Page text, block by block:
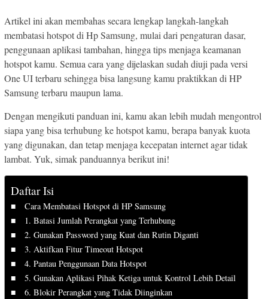
Artikel ini akan membahas secara lengkap langkah-langkah
membatasi hotspot di Hp Samsung, mulai dari pengaturan dasar,
penggunaan aplikasi tambahan, hingga tips menjaga keamanan
hotspot kamu. Semua cara yang dijelaskan sudah diuji pada versi
One UI terbaru sehingga bisa langsung kamu praktikkan di HP
Samsung terbaru maupun lama.
Dengan mengikuti panduan ini, kamu akan lebih mudah mengontrol
siapa yang bisa terhubung ke hotspot kamu, berapa banyak kuota
yang digunakan, dan tetap menjaga kecepatan internet agar tidak
lambat. Yuk, simak panduannya berikut ini!
Daftar Isi
Cara Membatasi Hotspot di HP Samsung
1. Batasi Jumlah Perangkat yang Terhubung
2. Gunakan Password yang Kuat dan Rutin Diganti
3. Aktifkan Fitur Timeout Hotspot
4. Pantau Penggunaan Data Hotspot
5. Gunakan Aplikasi Pihak Ketiga untuk Kontrol Lebih Detail
6. Blokir Perangkat yang Tidak Diinginkan